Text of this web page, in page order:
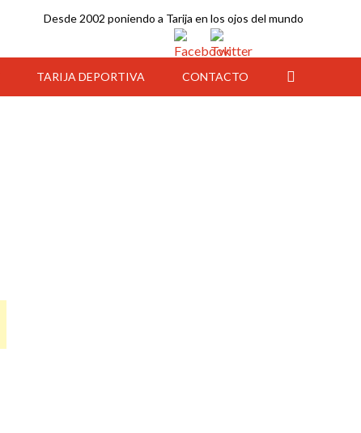
Desde 2002 poniendo a Tarija en los ojos del mundo
TARIJA DEPORTIVA CONTACTO